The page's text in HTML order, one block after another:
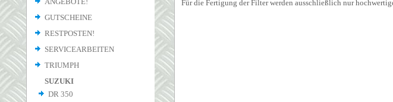
GUTSCHEINE
RESTPOSTEN!
SERVICEARBEITEN
TRIUMPH
SUZUKI
DR 350
Für die Fertigung der Filter werden ausschließlich nur